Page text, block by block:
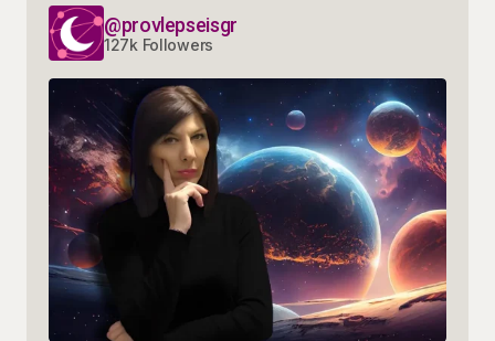
@provlepseisgr
127k Followers